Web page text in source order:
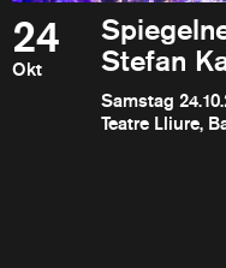
24
Okt
Stefan
Samstag
Teatre Lliure,